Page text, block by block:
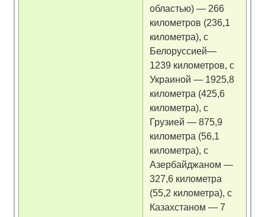
областью) — 266
километров (236,1
километра), с
Белоруссией—
1239 километров, с
Украиной — 1925,8
километра (425,6
километра), с
Грузией — 875,9
километра (56,1
километра), с
Азербайджаном —
327,6 километра
(55,2 километра), с
Казахстаном — 7